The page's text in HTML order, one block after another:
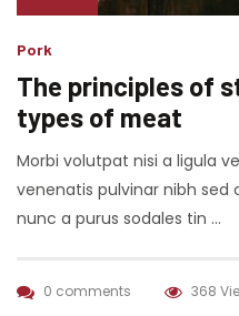
Pork
The principles of
types of meat
Morbi volutpat nisi a ligula
venenatis pulvinar nibh sed
nunc a purus sodales tin …
0 comments 368